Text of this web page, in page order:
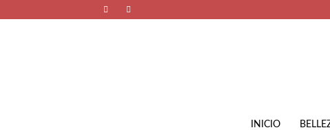
INICIO